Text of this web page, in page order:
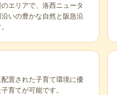
エリアで、洛西ニュータ
いの豊かな自然と阪急沿
置された子育て環境に優
育てが可能です。